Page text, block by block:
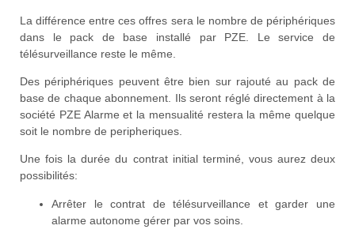
La différence entre ces offres sera le nombre de périphériques
dans le pack de base installé par PZE. Le service de
télésurveillance reste le même.
Des périphériques peuvent être bien sur rajouté au pack de
base de chaque abonnement. Ils seront réglé directement à la
société PZE Alarme et la mensualité restera la même quelque
soit le nombre de peripheriques.
Une fois la durée du contrat initial terminé, vous aurez deux
possibilités:
Arrêter le contrat de télésurveillance et garder une
alarme autonome gérer par vos soins.